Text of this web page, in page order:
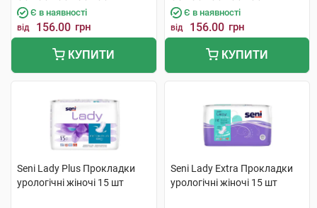
Є в наявності
від 156.00 грн
КУПИТИ
Є в наявності
від 156.00 грн
КУПИТИ
Seni Lady Plus Прокладки
урологічні жіночі 15 шт
Seni Lady Extra Прокладки
урологічні жіночі 15 шт